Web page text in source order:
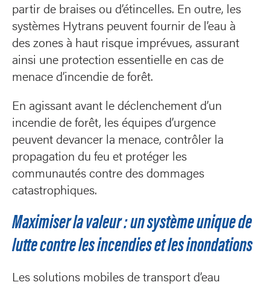
partir de braises ou d’étincelles. En outre, les
systèmes Hytrans peuvent fournir de l’eau à
des zones à haut risque imprévues, assurant
ainsi une protection essentielle en cas de
menace d’incendie de forêt.
En agissant avant le déclenchement d’un
incendie de forêt, les équipes d’urgence
peuvent devancer la menace, contrôler la
propagation du feu et protéger les
communautés contre des dommages
catastrophiques.
Maximiser la valeur : un système unique de
lutte contre les incendies et les inondations
Les solutions mobiles de transport d’eau